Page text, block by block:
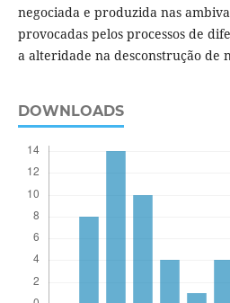
negociada e produzida nas
provocadas pelos processos de
a alteridade na desconstrução de
DOWNLOADS